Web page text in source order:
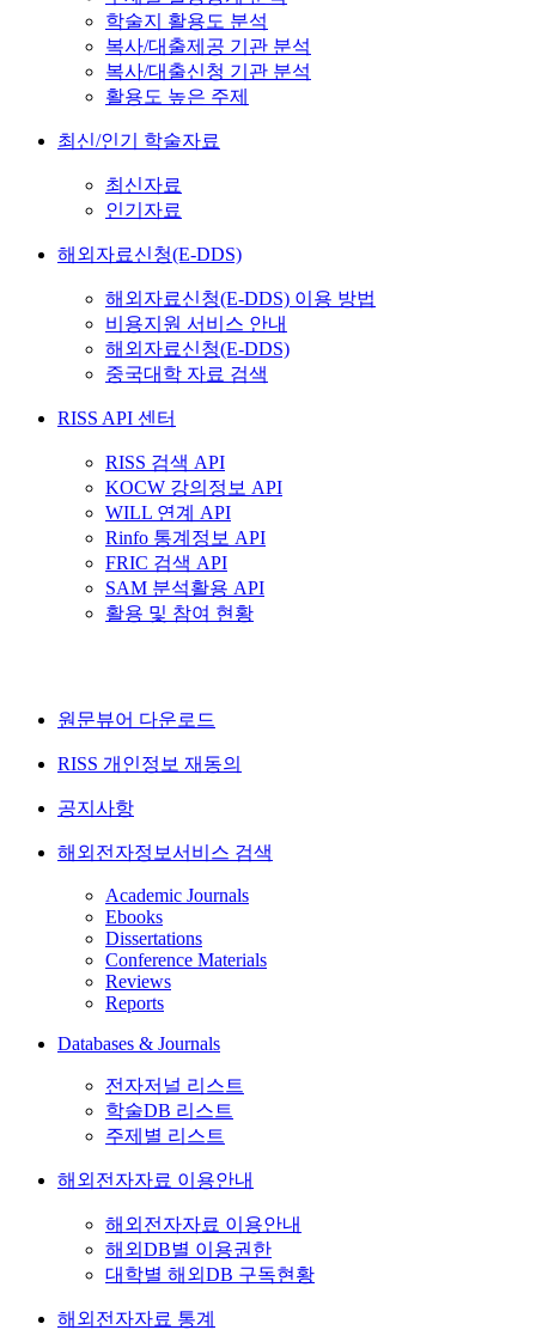
학술지 활용도 분석
복사/대출제공 기관 분석
복사/대출신청 기관 분석
활용도 높은 주제
최신/인기 학술자료
최신자료
인기자료
해외자료신청(E-DDS)
해외자료신청(E-DDS) 이용 방법
비용지원 서비스 안내
해외자료신청(E-DDS)
중국대학 자료 검색
RISS API 센터
RISS 검색 API
KOCW 강의정보 API
WILL 연계 API
Rinfo 통계정보 API
FRIC 검색 API
SAM 분석활용 API
활용 및 참여 현황
원문뷰어 다운로드
RISS 개인정보 재동의
공지사항
해외전자정보서비스 검색
Academic Journals
Ebooks
Dissertations
Conference Materials
Reviews
Reports
Databases & Journals
전자저널 리스트
학술DB 리스트
주제별 리스트
해외전자자료 이용안내
해외전자자료 이용안내
해외DB별 이용권한
대학별 해외DB 구독현황
해외전자자료 통계